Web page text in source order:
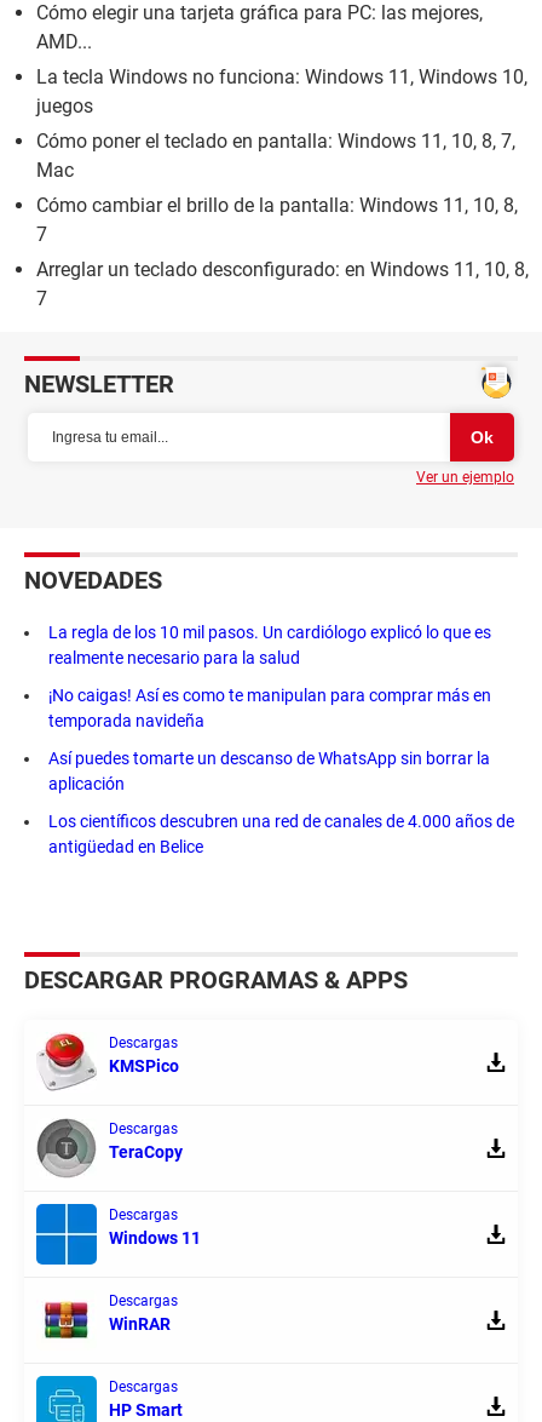
Cómo elegir una tarjeta gráfica para PC: las mejores,
AMD...
La tecla Windows no funciona: Windows 11, Windows 10,
juegos
Cómo poner el teclado en pantalla: Windows 11, 10, 8, 7,
Mac
Cómo cambiar el brillo de la pantalla: Windows 11, 10, 8,
7
Arreglar un teclado desconfigurado: en Windows 11, 10, 8,
7
NEWSLETTER
Ver un ejemplo
NOVEDADES
La regla de los 10 mil pasos. Un cardiólogo explicó lo que es
realmente necesario para la salud
¡No caigas! Así es como te manipulan para comprar más en
temporada navideña
Así puedes tomarte un descanso de WhatsApp sin borrar la
aplicación
Los científicos descubren una red de canales de 4.000 años de
antigüedad en Belice
DESCARGAR PROGRAMAS & APPS
Descargas
KMSPico
Descargas
TeraCopy
Descargas
Windows 11
Descargas
WinRAR
Descargas
HP Smart